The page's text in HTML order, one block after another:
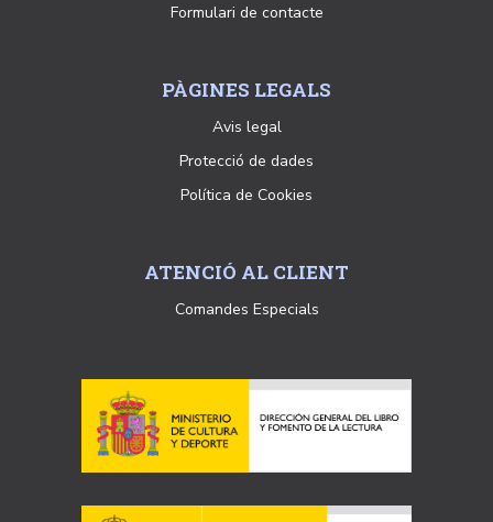
Formulari de contacte
PÀGINES LEGALS
Avis legal
Protecció de dades
Política de Cookies
ATENCIÓ AL CLIENT
Comandes Especials